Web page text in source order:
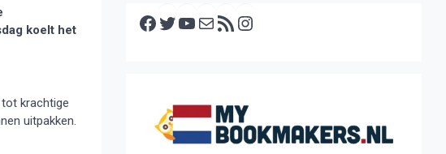
koelt het
krachtige
uitpakken.
Facebook Twitter YouTube E-mail RSS feed